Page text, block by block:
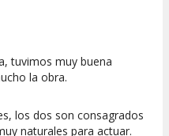
10
artística
tuvimos muy buena
la obra.
los dos son consagrados
naturales para actuar.